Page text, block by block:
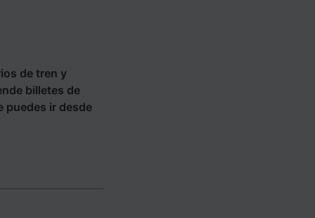
de tren y
billetes de
puedes ir desde